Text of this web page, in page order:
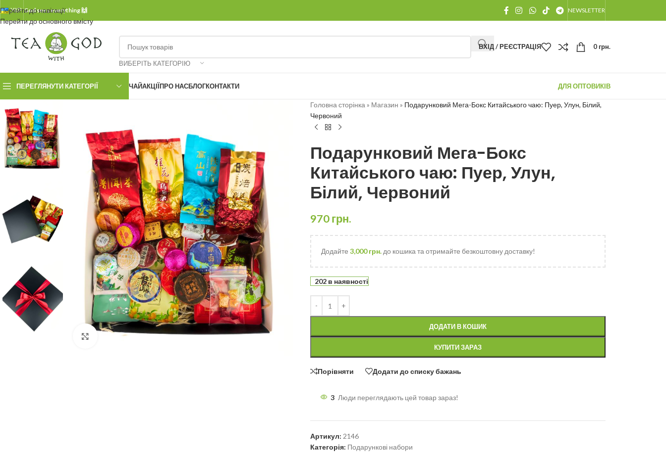
Перейти до навігації
Перейти до основного вмісту
УКР.God sees everything 🙌 NEWSLETTER
ВИБЕРІТЬ КАТЕГОРІЮ
ВХІД / РЕЄСТРАЦІЯ 0 грн.
ПЕРЕГЛЯНУТИ КАТЕГОРІЇ ЧАЙАКЦІЇПРО НАСБЛОГКОНТАКТИ ДЛЯ ОПТОВИКІВ
Натисніть, щоб збільшити
Головна сторінка » Магазин » Подарунковий Мега-Бокс Китайського чаю: Пуер, Улун, Білий,
Червоний
Подарунковий Мега-Бокс
Китайського чаю: Пуер, Улун,
Білий, Червоний
970грн.
Додайте 3,000грн.до кошика та отримайте безкоштовну доставку!
202 в наявності
ДОДАТИ В КОШИК
КУПИТИ ЗАРАЗ
Порівняти Додати до списку бажань
3 Люди переглядають цей товар зараз!
Артикул: 2146
Категорія: Подарункові набори